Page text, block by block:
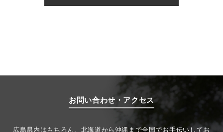
お問い合わせ・アクセス
広島県内はもちろん、北海道から沖縄まで全国でお手伝いしてお